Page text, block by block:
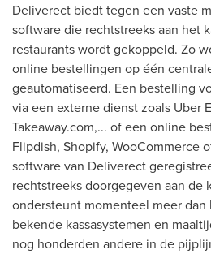
Deliverect biedt tegen een vaste
software die rechtstreeks aan het
restaurants wordt gekoppeld. Zo
online bestellingen op één
geautomatiseerd. Een bestelling
via een externe dienst zoals Uber
Takeaway.com,... of een online
Flipdish, Shopify, WooCommerce
software van Deliverect
rechtstreeks doorgegeven aan de
ondersteunt momenteel meer
bekende kassasystemen en
nog honderden andere in de